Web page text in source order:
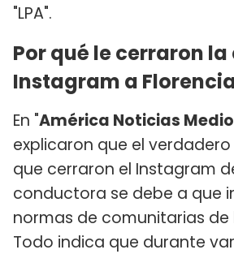
"LPA".
Por qué le cerraron
Instagram a
En "América Noticias
explicaron que el
que cerraron el Instagram
conductora se debe a que
normas de comunitarias de
Todo indica que durante